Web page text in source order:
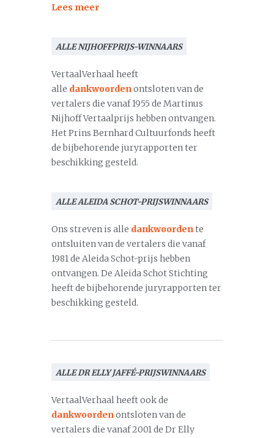
Lees meer
ALLE NIJHOFFPRIJS-WINNAARS
VertaalVerhaal heeft
alle dankwoordenontsloten van de
vertalers die vanaf 1955 de Martinus
Nijhoff Vertaalprijs hebben ontvangen.
Het Prins Bernhard Cultuurfonds heeft
de bijbehorende juryrapporten ter
beschikking gesteld.
ALLE ALEIDA SCHOT-PRIJSWINNAARS
Ons streven is alle dankwoordente
ontsluiten van de vertalers die vanaf
1981 de Aleida Schot-prijs hebben
ontvangen. De Aleida Schot Stichting
heeft de bijbehorende juryrapporten ter
beschikking gesteld.
ALLE DR ELLY JAFFÉ-PRIJSWINNAARS
VertaalVerhaal heeft ook de
dankwoordenontsloten van de
vertalers die vanaf 2001 de Dr Elly